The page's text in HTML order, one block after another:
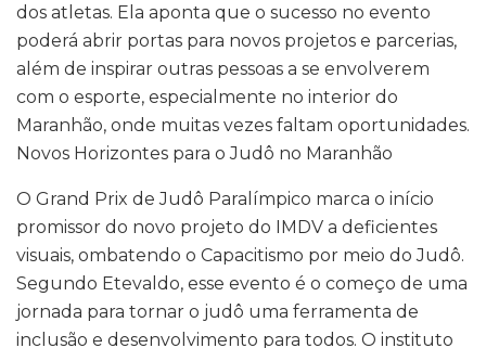
dos atletas. Ela aponta que o sucesso no evento
poderá abrir portas para novos projetos e parcerias,
além de inspirar outras pessoas a se envolverem
com o esporte, especialmente no interior do
Maranhão, onde muitas vezes faltam oportunidades.
Novos Horizontes para o Judô no Maranhão
O Grand Prix de Judô Paralímpico marca o início
promissor do novo projeto do IMDV a deficientes
visuais, ombatendo o Capacitismo por meio do Judô.
Segundo Etevaldo, esse evento é o começo de uma
jornada para tornar o judô uma ferramenta de
inclusão e desenvolvimento para todos. O instituto